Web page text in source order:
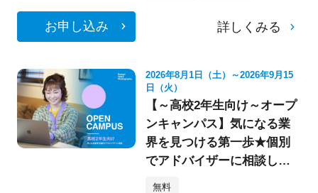
お申し込み 詳しくみる
2026年8月1日（土）～2026年9月15
日（火）
【～高校2年生向け～オープ
ンキャンパス】気になる業
界を見つける第一歩★個別
でアドバイザーに相談して
みよう！
無料